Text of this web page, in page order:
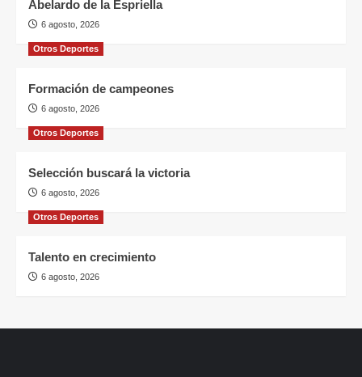
Abelardo de la Espriella
6 agosto, 2026
Otros Deportes
Formación de campeones
6 agosto, 2026
Otros Deportes
Selección buscará la victoria
6 agosto, 2026
Otros Deportes
Talento en crecimiento
6 agosto, 2026